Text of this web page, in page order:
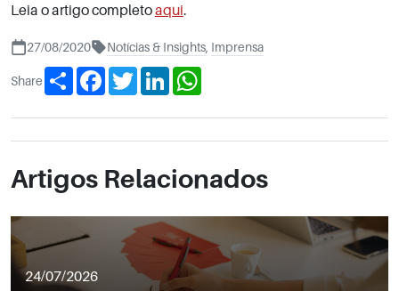
Leia o artigo completoaqui.
27/08/2020 Notícias & Insights Imprensa
Share Share FacebookTwitterLinkedIn
Artigos Relacionados
24/07/2026